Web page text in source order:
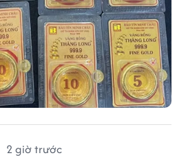
2 giờ trước